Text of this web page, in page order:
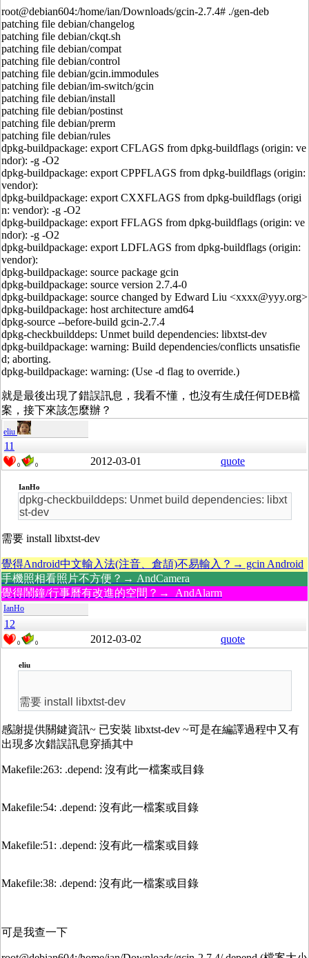
root@debian604:/home/ian/Downloads/gcin-2.7.4# ./gen-deb
patching file debian/changelog
patching file debian/ckqt.sh
patching file debian/compat
patching file debian/control
patching file debian/gcin.immodules
patching file debian/im-switch/gcin
patching file debian/install
patching file debian/postinst
patching file debian/prerm
patching file debian/rules
dpkg-buildpackage: export CFLAGS from dpkg-buildflags (origin: ve
ndor): -g -O2
dpkg-buildpackage: export CPPFLAGS from dpkg-buildflags (origin:
vendor):
dpkg-buildpackage: export CXXFLAGS from dpkg-buildflags (origi
n: vendor): -g -O2
dpkg-buildpackage: export FFLAGS from dpkg-buildflags (origin: ve
ndor): -g -O2
dpkg-buildpackage: export LDFLAGS from dpkg-buildflags (origin:
vendor):
dpkg-buildpackage: source package gcin
dpkg-buildpackage: source version 2.7.4-0
dpkg-buildpackage: source changed by Edward Liu <xxxx@yyy.org>
dpkg-buildpackage: host architecture amd64
dpkg-source --before-build gcin-2.7.4
dpkg-checkbuilddeps: Unmet build dependencies: libxtst-dev
dpkg-buildpackage: warning: Build dependencies/conflicts unsatisfie
d; aborting.
dpkg-buildpackage: warning: (Use -d flag to override.)
就是最後出現了錯誤訊息，我看不懂，也沒有生成任何DEB檔
案，接下來該怎麼辦？
eliu
11
0 0 2012-03-01 quote
IanHo
dpkg-checkbuilddeps: Unmet build dependencies: libxt
st-dev
需要 install libxtst-dev
覺得Android中文輸入法(注音、倉頡)不易輸入？→ gcin Android
手機照相看照片不方便？→ AndCamera
覺得鬧鐘/行事曆有改進的空間？→ AndAlarm
IanHo
12
0 0 2012-03-02 quote
eliu
需要 install libxtst-dev
感謝提供關鍵資訊~ 已安裝 libxtst-dev ~可是在編譯過程中又有
出現多次錯誤訊息穿插其中
Makefile:263: .depend: 沒有此一檔案或目錄
Makefile:54: .depend: 沒有此一檔案或目錄
Makefile:51: .depend: 沒有此一檔案或目錄
Makefile:38: .depend: 沒有此一檔案或目錄
可是我查一下